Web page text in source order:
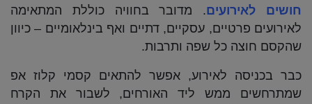
חושים לאירועים. מדובר בחוויה כוללת המתאימה
לאירועים פרטיים, עסקיים, דתיים ואף בינלאומיים – כיוון
שהקסם חוצה כל שפה ותרבות.
כבר בכניסה לאירוע, אפשר להתאים קסמי קלוז אפ
שמתרחשים ממש ליד האורחים, לשבור את הקרח